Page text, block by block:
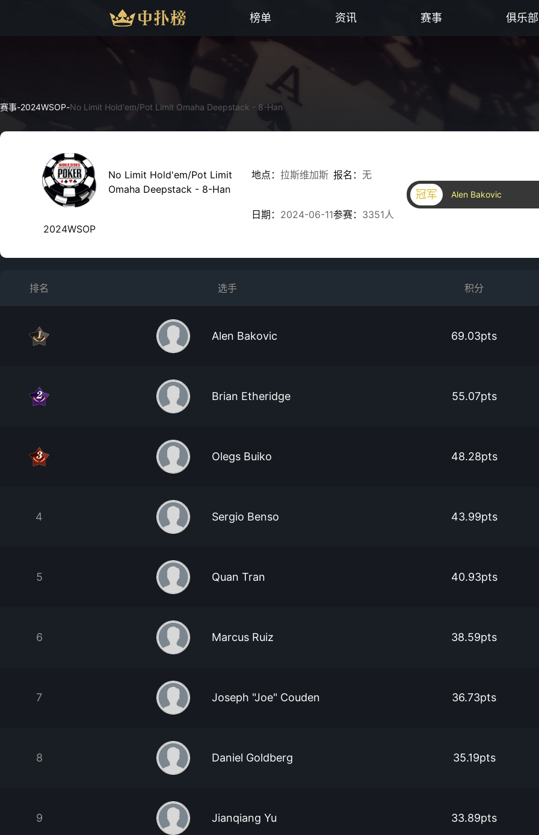
榜单 资讯 赛事 俱乐部
赛事-2024WSOP-No Limit Hold'em/Pot Limit Omaha Deepstack - 8-Han
2024WSOP
No Limit Hold'em/Pot Limit
Omaha Deepstack - 8-Han
地点： 拉斯维加斯
日期： 2024-06-11
报名： 无
参赛： 3351人
冠军 Alen Bakovic
排名 选手 积分
Alen Bakovic 69.03pts
Brian Etheridge 55.07pts
Olegs Buiko 48.28pts
4 Sergio Benso 43.99pts
5 Quan Tran 40.93pts
6 Marcus Ruiz 38.59pts
7 Joseph "Joe" Couden 36.73pts
8 Daniel Goldberg 35.19pts
9 Jianqiang Yu 33.89pts